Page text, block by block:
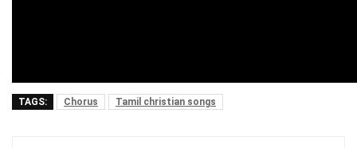
TAGS: Chorus Tamil christian songs